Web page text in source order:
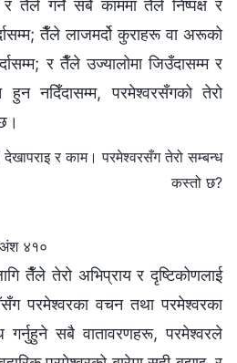
र तैँले गर्ने सबै काममा तैँले निष्पक्ष र
तैँले लाजमर्दो कुराहरू वा अरूको
र तैँले उज्यालोमा जिउँदासम्म र
नदिँदासम्म, परमेश्‍वरसँगको तेरो
र काम। परमेश्‍वरसँग तेरो सम्बन्ध
कस्तो छ?
अंश ४१०
तैँले तेरो अभिप्राय र दृष्टिकोणलाई
परमेश्‍वरका वचन तथा परमेश्‍वरका
गर्नुहुने सबै वातावरणहरू, परमेश्‍वरले